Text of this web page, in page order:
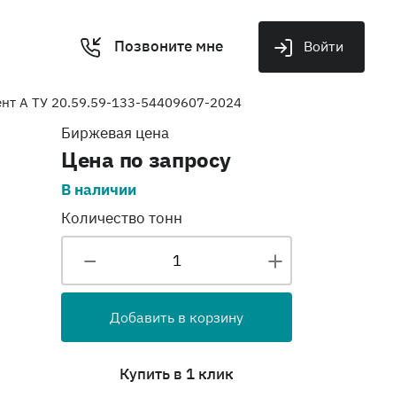
Позвоните мне Войти
А ТУ 20.59.59-133-54409607-2024
Биржевая цена
Цена по запросу
В наличии
Количество тонн
Добавить в корзину
Купить в 1 клик